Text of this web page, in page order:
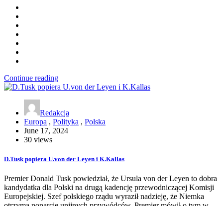
Continue reading
Redakcja
Europa , Polityka , Polska
June 17, 2024
30 views
D.Tusk popiera U.von der Leyen i K.Kallas
Premier Donald Tusk powiedział, że Ursula von der Leyen to dobra
kandydatka dla Polski na drugą kadencję przewodniczącej Komisji
Europejskiej. Szef polskiego rządu wyraził nadzieję, że Niemka